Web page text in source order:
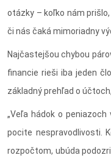
otázky – koľko nám
či nás čaká mimoriadny
Najčastejšou chybou
financie rieši iba jeden
základný prehľad o
„Veľa hádok o
pocite nespravodlivosti.
rozpočtom, ubúda